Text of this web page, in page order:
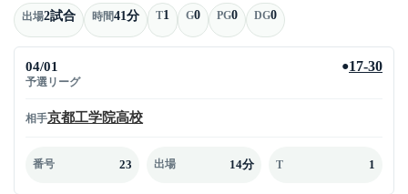
出場2試合 時間41分 T1 G0 PG0 DG0
04/01
予選リーグ
●17-30
相手京都工学院高校
番号 23 出場 14分 T 1